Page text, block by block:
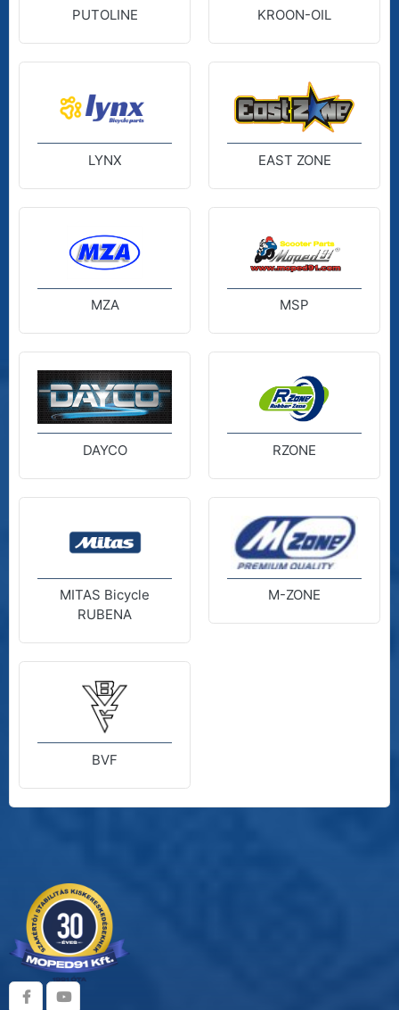
PUTOLINE KROON-OIL
LYNX EAST ZONE
MZA MSP
DAYCO RZONE
MITAS Bicycle
RUBENA
M-ZONE
BVF